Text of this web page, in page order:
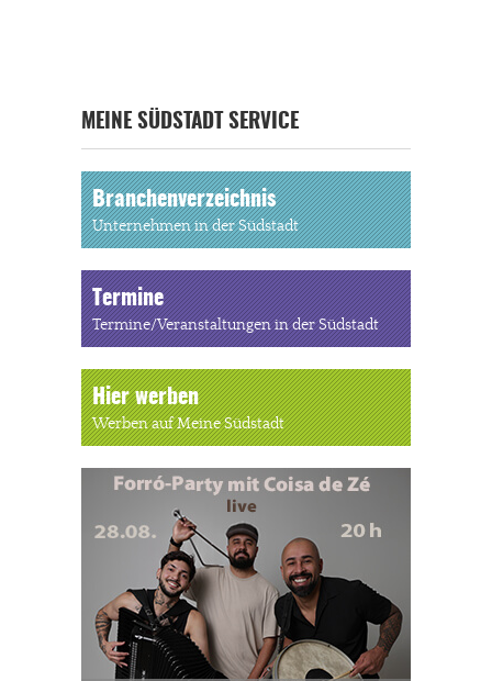
MEINE SÜDSTADT SERVICE
Branchenverzeichnis
Unternehmen in der Südstadt
Termine
Termine/Veranstaltungen in der Südstadt
Hier werben
Werben auf Meine Südstadt